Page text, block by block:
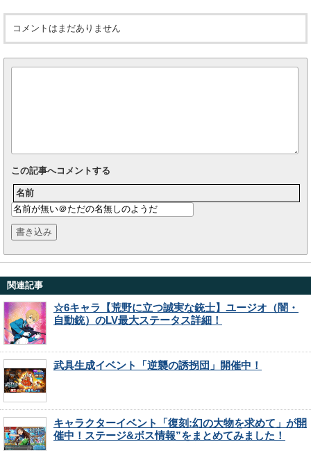
コメントはまだありません
この記事へコメントする
名前
関連記事
☆6キャラ【荒野に立つ誠実な銃士】ユージオ（闇・
自動銃）のLV最大ステータス詳細！
武具生成イベント「逆襲の誘拐団」開催中！
キャラクターイベント「復刻:幻の大物を求めて」が開
催中！ステージ&ボス情報”をまとめてみました！